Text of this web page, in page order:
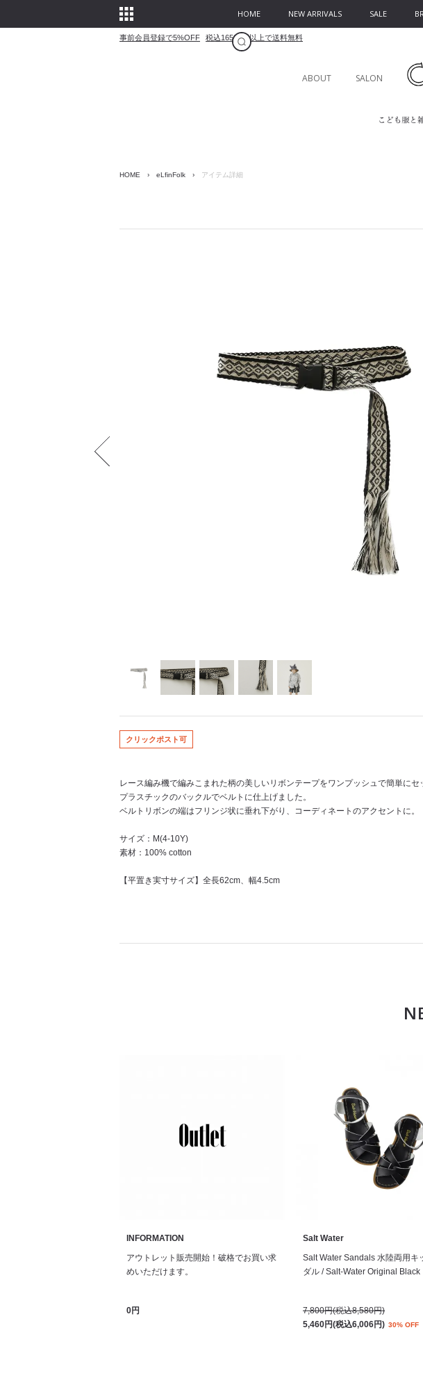
HOME NEW ARRIVALS SALE
事前会員登録で5%OFF 税込16500円以上で送料無料
ABOUT SALON
HOME › eLfinFolk › アイテム詳細
クリックポスト可
レース編み機で編みこまれた柄の美しいリボンテープをワンプッシュで簡単にセ
プラスチックのバックルでベルトに仕上げました。
ベルトリボンの端はフリンジ状に垂れ下がり、コーディネートのアクセントに。
サイズ：M(4-10Y)
素材：100% cotton
【平置き実寸サイズ】全長62cm、幅4.5cm
INFORMATION
アウトレット販売開始！破格でお買い求
めいただけます。
0円
Salt Water
Salt Water Sandals 水陸両用キ
ダル / Salt-Water Original Black
7,800円(税込8,580円)
5,460円(税込6,006円) 30% OFF